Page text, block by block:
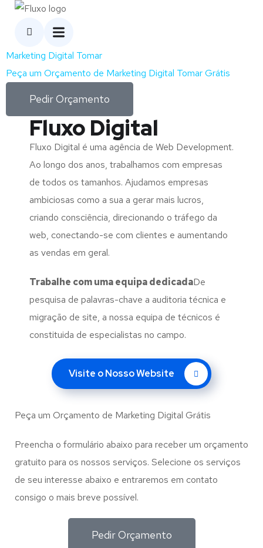
Marketing Digital Tomar
Peça um Orçamento de Marketing Digital Tomar Grátis
Pedir Orçamento
Fluxo Digital
Fluxo Digital é uma agência de Web Development.
Ao longo dos anos, trabalhamos com empresas
de todos os tamanhos. Ajudamos empresas
ambiciosas como a sua a gerar mais lucros,
criando consciência, direcionando o tráfego da
web, conectando-se com clientes e aumentando
as vendas em geral.
Trabalhe com umaequipa dedicadaDe
pesquisa de palavras-chave a auditoria técnica e
migração de site, a nossa equipa de técnicos é
constituida de especialistas no campo.
Visite o Nosso Website
Peça um Orçamento de Marketing Digital Grátis
Preencha o formulário abaixo para receber um orçamento
gratuito para os nossos serviços. Selecione os serviços
de seu interesse abaixo e entraremos em contato
consigo o mais breve possível.
Pedir Orçamento